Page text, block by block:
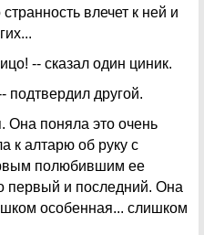
влечет к ней и
-- сказал один циник.
подтвердил другой.
Она поняла это очень
к алтарю об руку с
полюбившим ее
первый и последний. Она
особенная... слишком